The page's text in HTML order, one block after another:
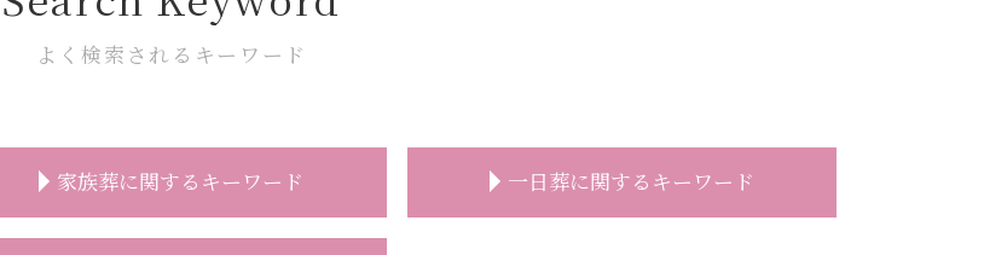
よく検索されるキーワード
家族葬に関するキーワード 一日葬に関するキーワード